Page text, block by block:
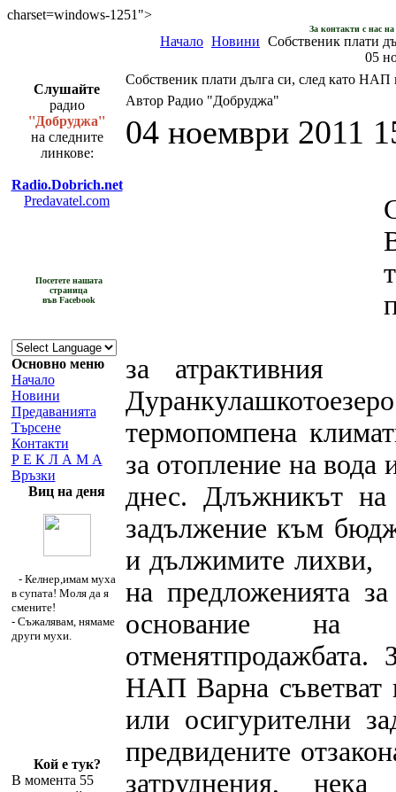
charset=windows-1251">
За контакти с нас
Начало Новини Собственик плати
05
Слушайте
радио
''Добруджа''
на следните
линкове:
Radio.Dobrich.net
Predavatel.com
Посетете нашата
страница
във Facebook
Основно меню
Начало
Новини
Предаванията
Търсене
Контакти
Р Е К Л А М А
Връзки
Виц на деня
- Келнер,имам муха
в супата! Моля да я
смените!
- Съжалявам, нямаме
други мухи.
Кой е тук?
В момента 55
Собственик плати дълга си, след като НАП
Автор Радио "Добруджа"
04 ноември 2011
за атрактивния
термопомпена
за отопление на вода
днес. Длъжникът
задължение към
и дължимите лихви,
на предложенията
основание на
отменятпродажбата.
НАП Варна съветват
или осигурителни
предвидените
затруднения, нека